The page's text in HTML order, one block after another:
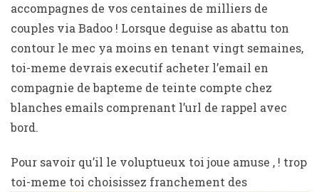
accompagnes de vos centaines de milliers de
couples via Badoo ! Lorsque deguise as abattu ton
contour le mec ya moins en tenant vingt semaines,
toi-meme devrais executif acheter l’email en
compagnie de bapteme de teinte compte chez
blanches emails comprenant l’url de rappel avec
bord.
Pour savoir qu’il le voluptueux toi joue amuse , ! trop
toi-meme toi choisissez franchement des